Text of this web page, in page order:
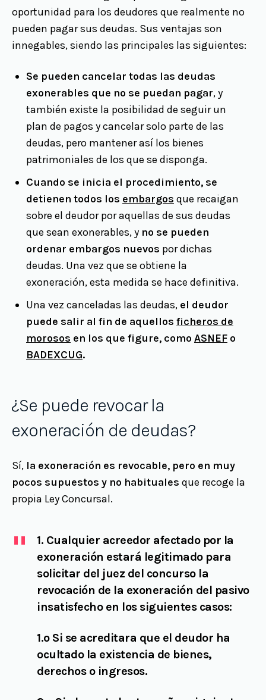
oportunidad para los deudores que realmente no
pueden pagar sus deudas. Sus ventajas son
innegables, siendo las principales las siguientes:
Se pueden cancelar todas las deudas
exonerables que no se puedan pagar, y
también existe la posibilidad de seguir un
plan de pagos y cancelar solo parte de las
deudas, pero mantener así los bienes
patrimoniales de los que se disponga.
Cuando se inicia el procedimiento, se
detienen todos los embargos que recaigan
sobre el deudor por aquellas de sus deudas
que sean exonerables, y no se pueden
ordenar embargos nuevos por dichas
deudas. Una vez que se obtiene la
exoneración, esta medida se hace definitiva.
Una vez canceladas las deudas, el deudor
puede salir al fin de aquellos ficheros de
morosos en los que figure, como ASNEF o
BADEXCUG.
¿Se puede revocar la
exoneración de deudas?
Sí, la exoneración es revocable, pero en muy
pocos supuestos y no habituales que recoge la
propia Ley Concursal.
1. Cualquier acreedor afectado por la
exoneración estará legitimado para
solicitar del juez del concurso la
revocación de la exoneración del pasivo
insatisfecho en los siguientes casos:
1.º Si se acreditara que el deudor ha
ocultado la existencia de bienes,
derechos o ingresos.